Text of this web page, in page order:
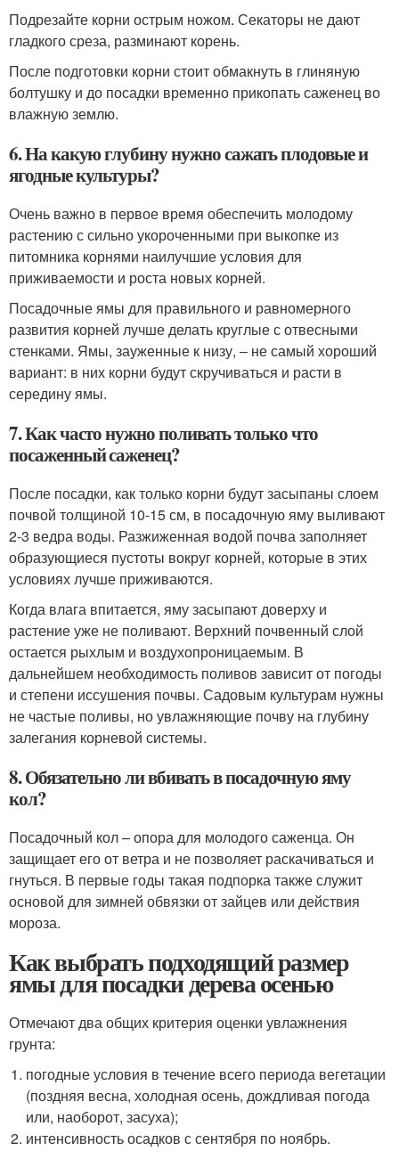
Подрезайте корни острым ножом. Секаторы не дают
гладкого среза, разминают корень.
После подготовки корни стоит обмакнуть в глиняную
болтушку и до посадки временно прикопать саженец во
влажную землю.
6. На какую глубину нужно сажать плодовые и
ягодные культуры?
Очень важно в первое время обеспечить молодому
растению с сильно укороченными при выкопке из
питомника корнями наилучшие условия для
приживаемости и роста новых корней.
Посадочные ямы для правильного и равномерного
развития корней лучше делать круглые с отвесными
стенками. Ямы, зауженные к низу, – не самый хороший
вариант: в них корни будут скручиваться и расти в
середину ямы.
7. Как часто нужно поливать только что
посаженный саженец?
После посадки, как только корни будут засыпаны слоем
почвой толщиной 10-15 см, в посадочную яму выливают
2-3 ведра воды. Разжиженная водой почва заполняет
образующиеся пустоты вокруг корней, которые в этих
условиях лучше приживаются.
Когда влага впитается, яму засыпают доверху и
растение уже не поливают. Верхний почвенный слой
остается рыхлым и воздухопроницаемым. В
дальнейшем необходимость поливов зависит от погоды
и степени иссушения почвы. Садовым культурам нужны
не частые поливы, но увлажняющие почву на глубину
залегания корневой системы.
8. Обязательно ли вбивать в посадочную яму
кол?
Посадочный кол – опора для молодого саженца. Он
защищает его от ветра и не позволяет раскачиваться и
гнуться. В первые годы такая подпорка также служит
основой для зимней обвязки от зайцев или действия
мороза.
Как выбрать подходящий размер
ямы для посадки дерева осенью
Отмечают два общих критерия оценки увлажнения
грунта:
погодные условия в течение всего периода вегетации
(поздняя весна, холодная осень, дождливая погода
или, наоборот, засуха);
интенсивность осадков с сентября по ноябрь.